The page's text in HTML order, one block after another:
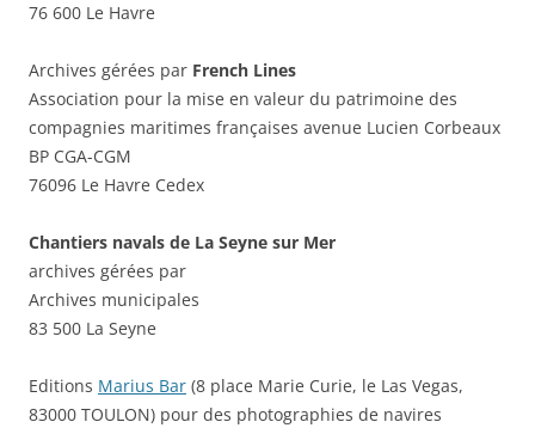
76 600 Le Havre
Archives gérées par French Lines
Association pour la mise en valeur du patrimoine des
compagnies maritimes françaises avenue Lucien Corbeaux
BP CGA-CGM
76096 Le Havre Cedex
Chantiers navals de La Seyne sur Mer
archives gérées par
Archives municipales
83 500 La Seyne
Editions Marius Bar (8 place Marie Curie, le Las Vegas,
83000 TOULON) pour des photographies de navires